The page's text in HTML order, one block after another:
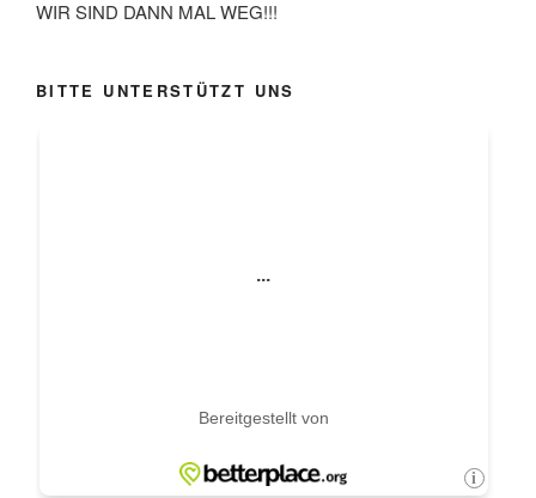
WIR SIND DANN MAL WEG!!!
BITTE UNTERSTÜTZT UNS